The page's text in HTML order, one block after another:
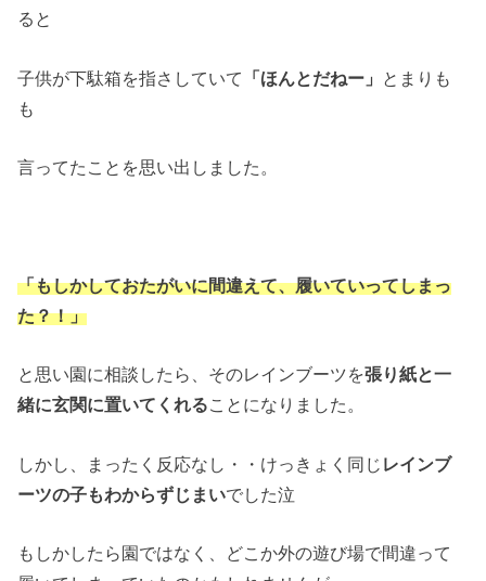
ると
子供が下駄箱を指さしていて 「ほんとだねー」 とまりも
も
言ってたことを思い出しました。
「もしかしておたがいに間違えて、履いていってしまっ
た？！」
と思い園に相談したら、そのレインブーツを張り紙と一
緒に玄関に置いてくれることになりました。
しかし、まったく反応なし・・けっきょく同じ レインブ
ーツの子もわからずじまいでした泣
もしかしたら園ではなく、どこか外の遊び場で間違って